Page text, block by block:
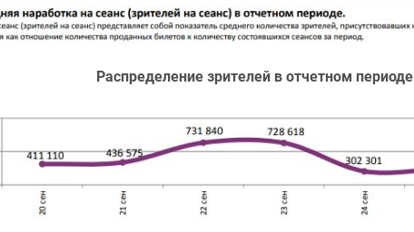
Распределение зрителей в отчетном периоде